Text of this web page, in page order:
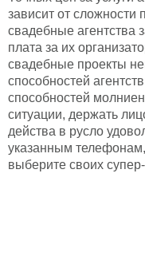
зависит от
свадебные агентства
плата за их
свадебные проекты
способностей
способностей
ситуации, держать
действа в русло
указанным телефонам,
выберите своих